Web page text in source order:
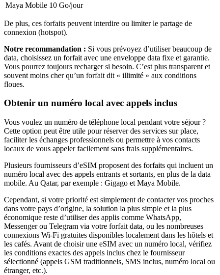
Maya Mobile 10 Go/jour
De plus, ces forfaits peuvent interdire ou limiter le partage de
connexion (hotspot).
Notre recommandation : Si vous prévoyez d’utiliser beaucoup de
data, choisissez un forfait avec une enveloppe data fixe et garantie.
Vous pourrez toujours recharger si besoin. C’est plus transparent et
souvent moins cher qu’un forfait dit « illimité » aux conditions
floues.
Obtenir un numéro local avec appels inclus
Vous voulez un numéro de téléphone local pendant votre séjour ?
Cette option peut être utile pour réserver des services sur place,
faciliter les échanges professionnels ou permettre à vos contacts
locaux de vous appeler facilement sans frais supplémentaires.
Plusieurs fournisseurs d’eSIM proposent des forfaits qui incluent un
numéro local avec des appels entrants et sortants, en plus de la data
mobile. Au Qatar, par exemple : Gigago et Maya Mobile.
Cependant, si votre priorité est simplement de contacter vos proches
dans votre pays d’origine, la solution la plus simple et la plus
économique reste d’utiliser des applis comme WhatsApp,
Messenger ou Telegram via votre forfait data, ou les nombreuses
connexions Wi‑Fi gratuites disponibles localement dans les hôtels et
les cafés. Avant de choisir une eSIM avec un numéro local, vérifiez
les conditions exactes des appels inclus chez le fournisseur
sélectionné (appels GSM traditionnels, SMS inclus, numéro local ou
étranger, etc.).